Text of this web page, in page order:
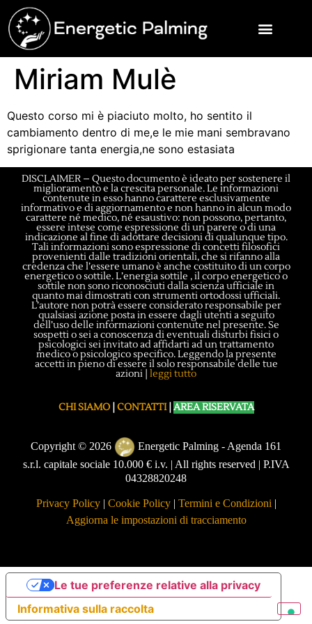
Miriam Mulè
Questo corso mi è piaciuto molto, ho sentito il
cambiamento dentro di me,e le mie mani sembravano
sprigionare tanta energia,ne sono estasiata
DISCLAIMER – Questo documento è ideato per sostenere il
miglioramento e la crescita personale. Le informazioni
contenute in esso hanno carattere esclusivamente
informativo e di aggiornamento e non hanno in alcun modo
carattere né medico, né esaustivo: non possono, pertanto,
essere intese come espressione di un parere o di una
indicazione al fine di adottare decisioni di qualunque tipo.
Tali informazioni sono espressione di concetti filosofici
provenienti dalle tradizioni orientali, che si rifanno alla
credenza che l’essere umano è anche costituito di un corpo
energetico o sottile. L’energia sottile , il corpo energetico o
sottile non sono riconosciuti dalla scienza ufficiale in
quanto mai dimostrati con strumenti ortodossi ufficiali.
L’autore non potrà essere considerato responsabile per
qualsiasi azione posta in essere dagli utenti a seguito
dell’uso delle informazioni contenute nel presente. Se
sospetti o sei a conoscenza di eventuali disturbi fisici o
psicologici sei invitato ad affidarti ad un trattamento
medico o psicologico specifico. Leggendo la presente
accetti in pieno di essere il solo responsabile delle tue
azioni | leggi tutto
CHI SIAMO| CONTATTI| AREA RISERVATA
Copyright © 2026
Energetic Palming - Agenda 161
s.r.l. capitale sociale 10.000 € i.v. | All rights reserved | P.IVA
04328820248
Privacy Policy| Cookie Policy| Termini e Condizioni |
Aggiorna le impostazioni di tracciamento
Informativa sulla raccolta
Le tue preferenze relative alla privacy